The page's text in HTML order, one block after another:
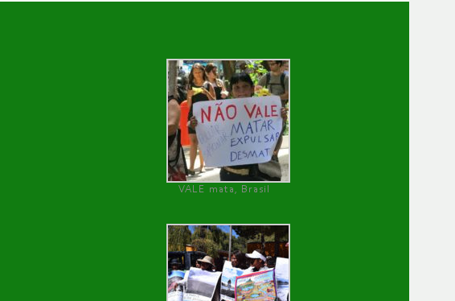
VALE mata, Brasil